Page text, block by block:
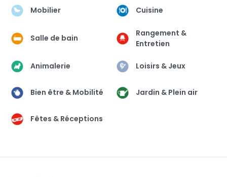
Mobilier Cuisine
Salle de bain
Rangement &
Entretien
Animalerie Loisirs & Jeux
Bien être & Mobilité Jardin & Plein air
Fêtes & Réceptions